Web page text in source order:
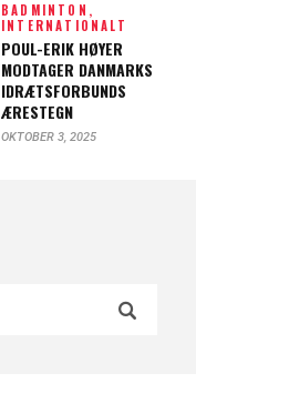
BADMINTON,
INTERNATIONALT
POUL-ERIK HØYER
MODTAGER DANMARKS
IDRÆTSFORBUNDS
ÆRESTEGN
OKTOBER 3, 2025